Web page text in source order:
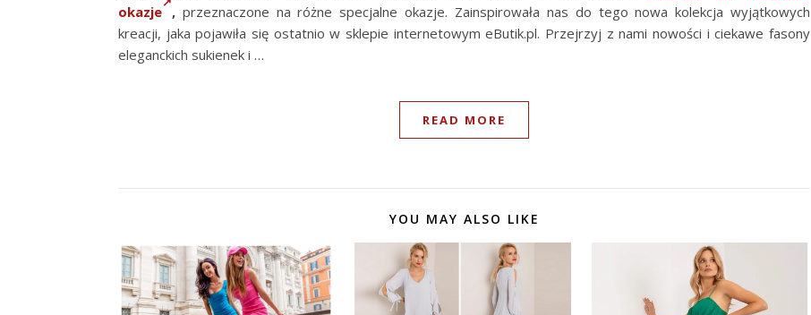
okazje , przeznaczone na różne specjalne okazje. Zainspirowała nas do tego nowa kolekcja wyjątkowych
kreacji, jaka pojawiła się ostatnio w sklepie internetowym eButik.pl. Przejrzyj z nami nowości i ciekawe fasony
eleganckich sukienek i …
READ MORE
YOU MAY ALSO LIKE